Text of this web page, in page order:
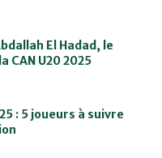
El Hadad, le
CAN U20 2025
: 5 joueurs à suivre